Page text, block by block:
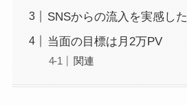
SNSからの流入を実感した
当面の目標は月2万PV
関連